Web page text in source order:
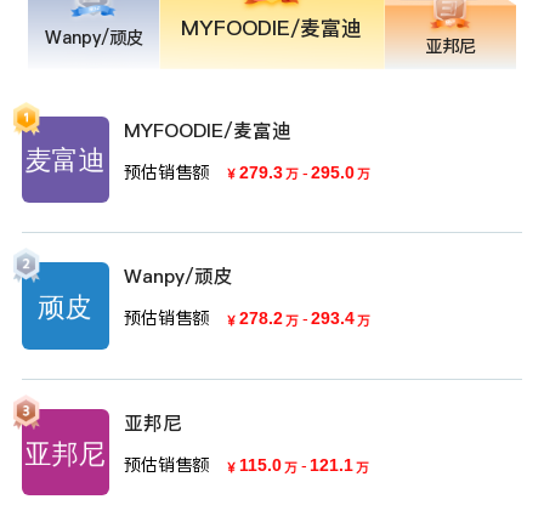
Wanpy/顽皮 MYFOODIE/麦富迪
亚邦尼
MYFOODIE/麦富迪
预估销售额 ￥ 279.3万 - 295.0万
Wanpy/顽皮
预估销售额 ￥ 278.2万 - 293.4万
亚邦尼
预估销售额 ￥ 115.0万 - 121.1万